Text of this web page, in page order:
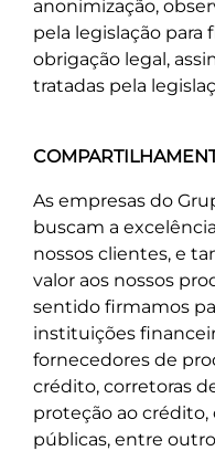
anonimização,
pela legislação
obrigação legal,
tratadas pela
As empresas do
buscam a
nossos clientes, e
valor aos nossos
sentido firmamos
instituições
fornecedores de
crédito, corretoras
proteção ao
públicas, entre